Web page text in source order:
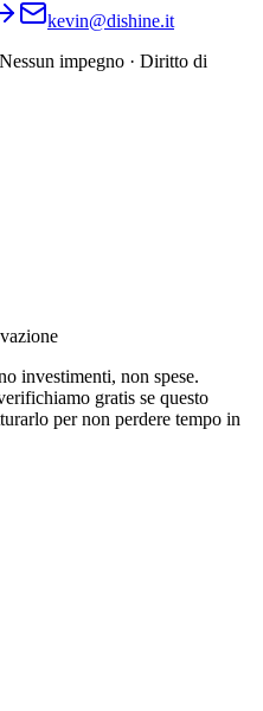
kevin@dishine.it
impegno · Diritto di
investimenti, non spese.
gratis se questo
per non perdere tempo in